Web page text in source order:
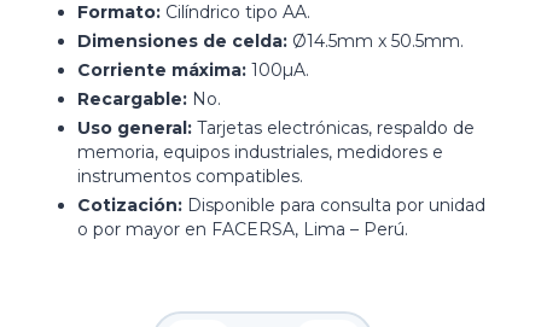
Formato: Cilíndrico tipo AA.
Dimensiones de celda: Ø14.5mm x 50.5mm.
Corriente máxima: 100µA.
Recargable: No.
Uso general: Tarjetas electrónicas, respaldo de
memoria, equipos industriales, medidores e
instrumentos compatibles.
Cotización: Disponible para consulta por unidad
o por mayor en FACERSA, Lima – Perú.